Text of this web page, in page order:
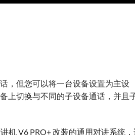
，但您可以将一台设备设置为主设
上切换与不同的子设备通话，并且
机 V6 PRO+ 改装的通用对讲系统